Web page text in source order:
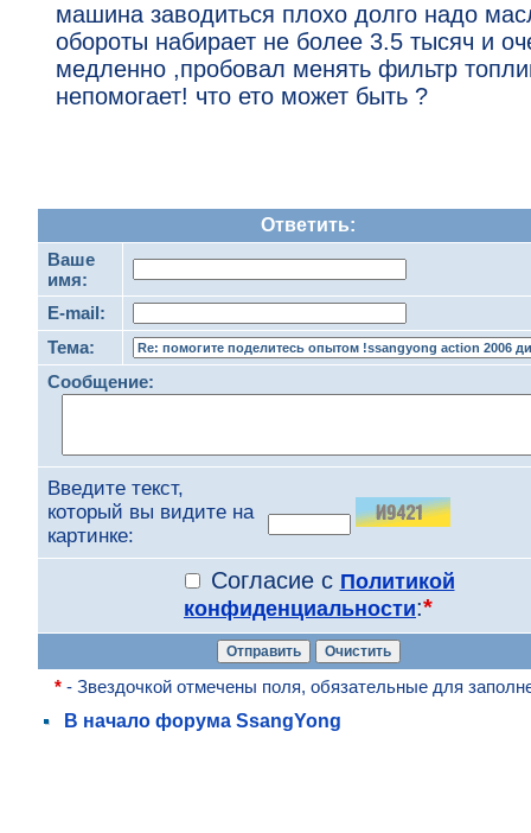
машина заводиться плохо долго надо
обороты набирает не более 3.5 тысяч и
медленно ,пробовал менять фильтр
непомогает! что ето может быть ?
Ответить:
Ваше
имя:
E-mail:
Тема:
Сообщение:
Введите текст,
который вы видите на
картинке:
Согласие с Политикой
конфиденциальности:*
*- Звездочкой отмечены поля, обязательные для
В начало форума SsangYong